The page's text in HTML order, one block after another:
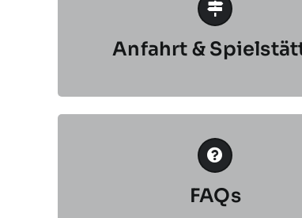
Anfahrt &
FAQs